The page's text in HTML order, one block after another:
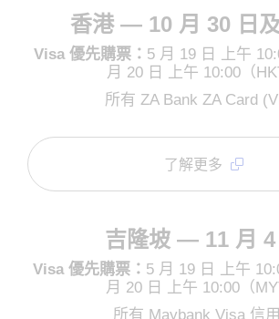
香港 — 10 月 30 日
Visa 優先購票： 5 月 19 日 上午
月 20 日 上午 10:00（
所有 ZA Bank ZA Card
了解更多
吉隆坡 — 11 月 4
Visa 優先購票： 5 月 19 日 上午
月 20 日 上午 10:00（
所有 Maybank Visa 信